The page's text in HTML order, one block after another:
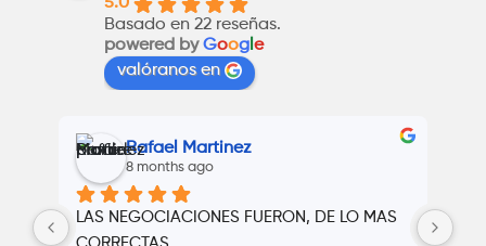
Basado en 22 reseñas.
powered byGoog e
valóranos en
Rafael Martinez
8 months ago
LAS NEGOCIACIONES FUERON, DE LO MAS